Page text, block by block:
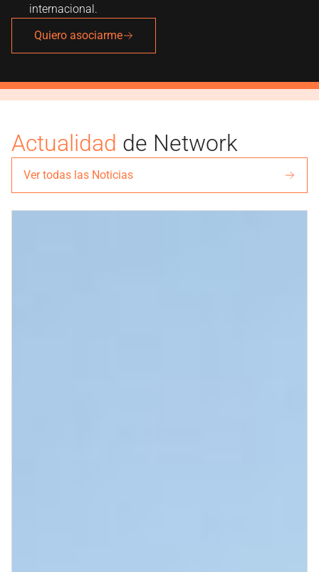
internacional.
Quiero asociarme
Actualidad de Network
Ver todas las Noticias